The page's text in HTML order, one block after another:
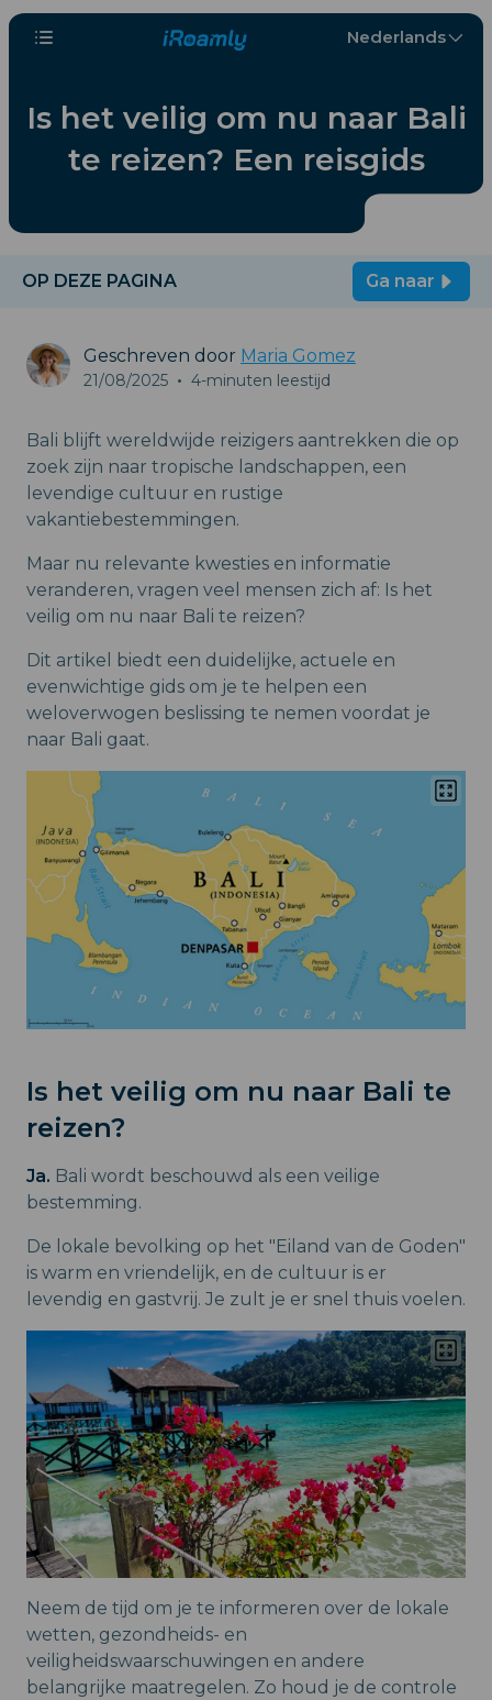
Nederlands
Is het veilig om nu naar Bali
te reizen? Een reisgids
OP DEZE PAGINA Ga naar
Geschreven door Maria Gomez
21/08/2025 • 4-minuten leestijd
Bali blijft wereldwijde reizigers aantrekken die op
zoek zijn naar tropische landschappen, een
levendige cultuur en rustige
vakantiebestemmingen.
Maar nu relevante kwesties en informatie
veranderen, vragen veel mensen zich af: Is het
veilig om nu naar Bali te reizen?
Dit artikel biedt een duidelijke, actuele en
evenwichtige gids om je te helpen een
weloverwogen beslissing te nemen voordat je
naar Bali gaat.
Is het veilig om nu naar Bali te
reizen?
Ja. Bali wordt beschouwd als een veilige
bestemming.
De lokale bevolking op het "Eiland van de Goden"
is warm en vriendelijk, en de cultuur is er
levendig en gastvrij. Je zult je er snel thuis voelen.
Neem de tijd om je te informeren over de lokale
wetten, gezondheids- en
veiligheidswaarschuwingen en andere
belangrijke maatregelen. Zo houd je de controle